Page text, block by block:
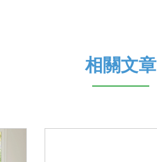
相關文章